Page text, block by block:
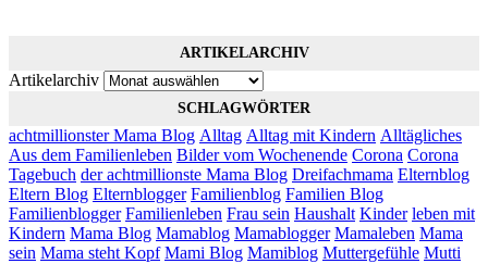
ARTIKELARCHIV
Artikelarchiv
SCHLAGWÖRTER
achtmillionster Mama Blog Alltag Alltag mit Kindern Alltägliches
Aus dem Familienleben Bilder vom Wochenende Corona Corona
Tagebuch der achtmillionste Mama Blog Dreifachmama Elternblog
Eltern Blog Elternblogger Familienblog Familien Blog
Familienblogger Familienleben Frau sein Haushalt Kinder leben mit
Kindern Mama Blog Mamablog Mamablogger Mamaleben Mama
sein Mama steht Kopf Mami Blog Mamiblog Muttergefühle Mutti